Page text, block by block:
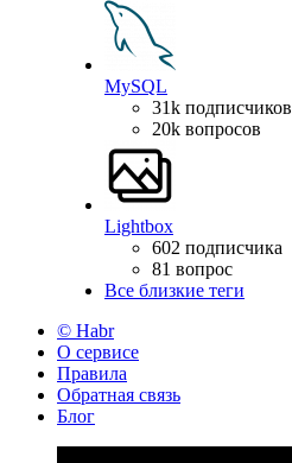
MySQL
31k подписчиков
20k вопросов
Lightbox
602 подписчика
81 вопрос
Все близкие теги
© Habr
О сервисе
Правила
Обратная связь
Блог